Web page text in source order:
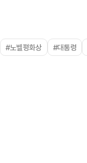
#노벨평화상 #대통령